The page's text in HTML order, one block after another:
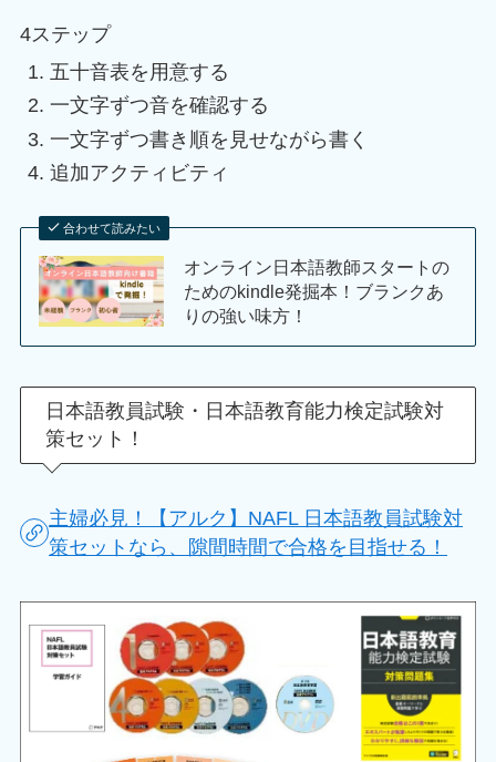
4ステップ
五十音表を用意する
一文字ずつ音を確認する
一文字ずつ書き順を見せながら書く
追加アクティビティ
合わせて読みたい
オンライン日本語教師スタートの
ためのkindle発掘本！ブランクあ
りの強い味方！
日本語教員試験・日本語教育能力検定試験対
策セット！
主婦必見！【アルク】NAFL 日本語教員試験対
策セットなら、隙間時間で合格を目指せる！